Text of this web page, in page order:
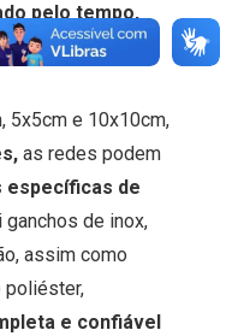
pelo tempo,
aproximada de
5x5cm e 10x10cm,
as redes podem
específicas de
de inox,
assim como
poliéster,
e confiável